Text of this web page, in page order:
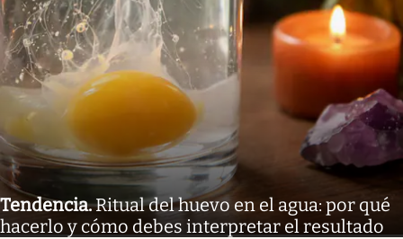
Tendencia.Ritual del huevo en el agua: por qué
hacerlo y cómo debes interpretar el resultado